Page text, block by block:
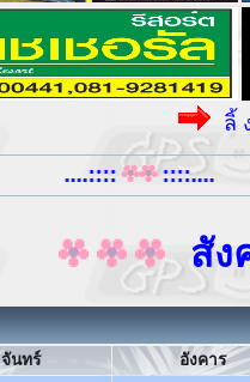
ลิ้ ง
::::.... แล้งน้
สังคมแ
จันทร์ อังคาร